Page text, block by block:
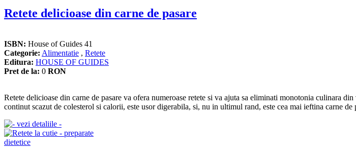
Retete delicioase din carne de pasare
ISBN: House of Guides 41
Categorie: Alimentatie , Retete
Editura: HOUSE OF GUIDES
Pret de la: 0 RON
Retete delicioase din carne de pasare va ofera numeroase retete si va ajuta sa eliminati monotonia culinara
continut scazut de colesterol si calorii, este usor digerabila, si, nu in ultimul rand, este cea mai ieftina carne de